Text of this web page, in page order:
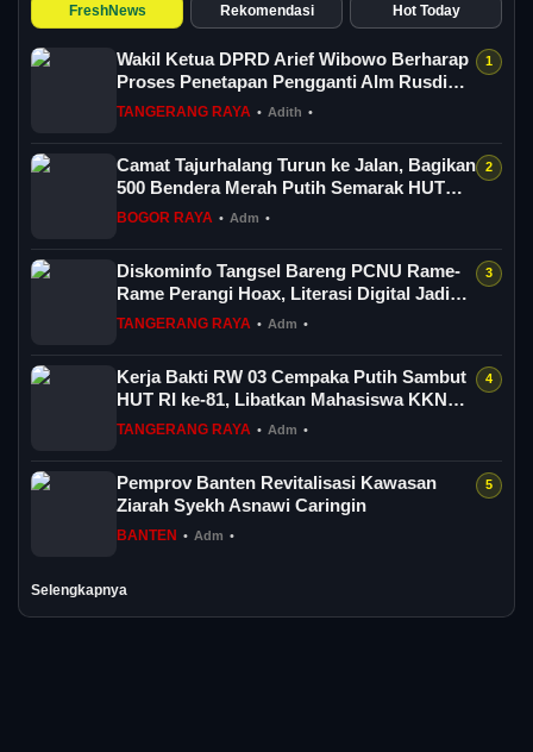
FreshNews Rekomendasi Hot Today
Wakil Ketua DPRD Arief Wibowo Berharap
Proses Penetapan Pengganti Alm Rusdi
Sege...
TANGERANG RAYA • Adith •
Camat Tajurhalang Turun ke Jalan, Bagikan
500 Bendera Merah Putih Semarak HUT
RI...
BOGOR RAYA • Adm •
Diskominfo Tangsel Bareng PCNU Rame-
Rame Perangi Hoax, Literasi Digital Jadi
And...
TANGERANG RAYA • Adm •
Kerja Bakti RW 03 Cempaka Putih Sambut
HUT RI ke-81, Libatkan Mahasiswa KKN
UMJ
TANGERANG RAYA • Adm •
Pemprov Banten Revitalisasi Kawasan
Ziarah Syekh Asnawi Caringin
BANTEN • Adm •
Selengkapnya